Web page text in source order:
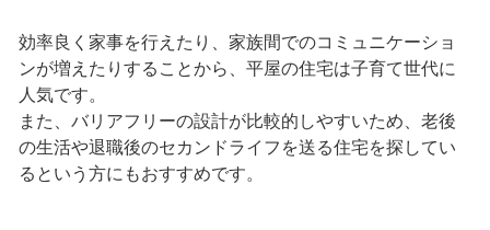
効率良く家事を行えたり、家族間でのコミュニケーショ
ンが増えたりすることから、平屋の住宅は子育て世代に
人気です。
また、バリアフリーの設計が比較的しやすいため、老後
の生活や退職後のセカンドライフを送る住宅を探してい
るという方にもおすすめです。